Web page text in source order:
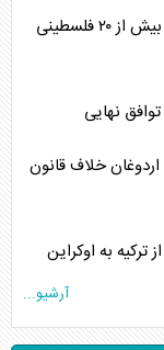
حمله گسترده صهیونیست‌ها به کرانه باختری؛ بیش از ۲۰ فلسطینی
نهایی
اردوغان خلاف قانون
به اوکراین
آرشیو...